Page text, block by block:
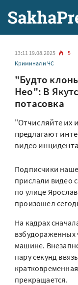
13:11 19.08.2025
5
Криминал и ЧС
"Будто
Нео": В
потасовка
"Отчисляйте их
предлагают
видео инцидента
Подписчики
прислали видео
по улице
произошел
На кадрах
машине.
пару секунд
прекращается.